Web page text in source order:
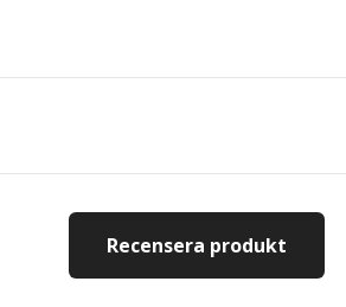
Recensera produkt